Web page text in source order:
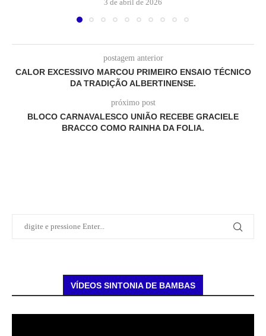
3 de abril de 2026
postagem anterior
CALOR EXCESSIVO MARCOU PRIMEIRO ENSAIO TÉCNICO
DA TRADIÇÃO ALBERTINENSE.
próximo post
BLOCO CARNAVALESCO UNIÃO RECEBE GRACIELE
BRACCO COMO RAINHA DA FOLIA.
VÍDEOS SINTONIA DE BAMBAS